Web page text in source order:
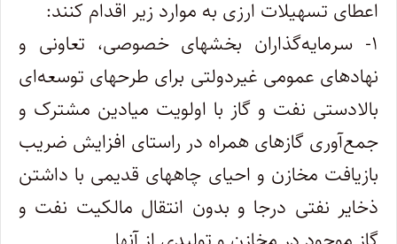
اعطای تسهیلات ارزی به موارد زیر اقدام کنند:
۱- سرمایه‌گذاران بخشهای خصوصی، تعاونی و
نهادهای عمومی غیردولتی برای طرحهای توسعه‌ای
بالادستی نفت و گاز با اولویت میادین‌ مشترک و
جمع‌آوری گازهای همراه در راستای افزایش ضریب
بازیافت مخازن و احیای چاههای قدیمی با داشتن
ذخایر نفتی درجا و بدون انتقال مالکیت نفت و